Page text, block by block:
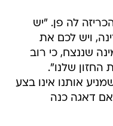
לה פן. "יש
ויש לכם את
שננצח, כי רוב
החזון שלנו".
אותנו אינו בצע
אם דאגה כנה